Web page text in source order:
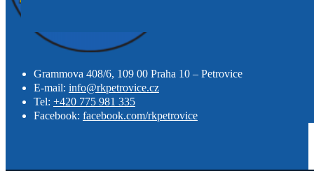
Grammova 408/6, 109 00 Praha 10 – Petrovice
E-mail: info@rkpetrovice.cz
Tel: +420 775 981 335
Facebook: facebook.com/rkpetrovice